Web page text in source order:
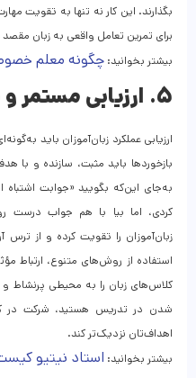
بگذارند. این کار نه تنها به تقویت
برای تمرین تعامل واقعی به زبان
بیشتر بخوانید: چگونه معلم
۵. ارزیابی مستمر و بازخورد سازنده
ارزیابی عملکرد زبان‌آموزان باید
بازخوردها باید مثبت، سازنده و با
به‌جای این‌که بگویید «جوابت
کردی، اما بیا با هم جواب درست
زبان‌آموزان را تقویت کرده و از ترس
استفاده از روش‌های متنوع، ارتباط
کلاس‌های زبان را به محیطی پرنشاط و
شدن در تدریس هستید، شرکت در
اهداف‌تان نزدیک‌تر کند.
بیشتر بخوانید: استاد نیتیو